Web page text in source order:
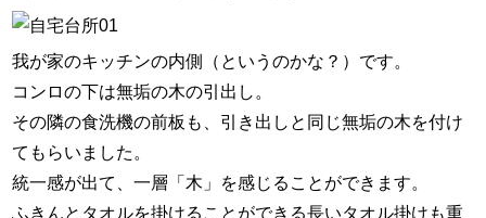
我が家のキッチンの内側（というのかな？）です。
コンロの下は無垢の木の引出し。
その隣の食洗機の前板も、引き出しと同じ無垢の木を付け
てもらいました。
統一感が出て、一層「木」を感じることができます。
ふきんとタオルを掛けることができる長いタオル掛けも重